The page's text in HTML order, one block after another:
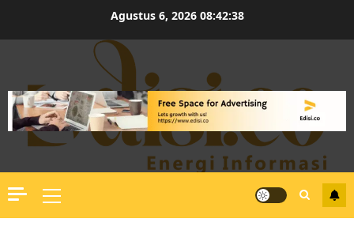
Agustus 6, 2026 08:42:39
Primary
Menu